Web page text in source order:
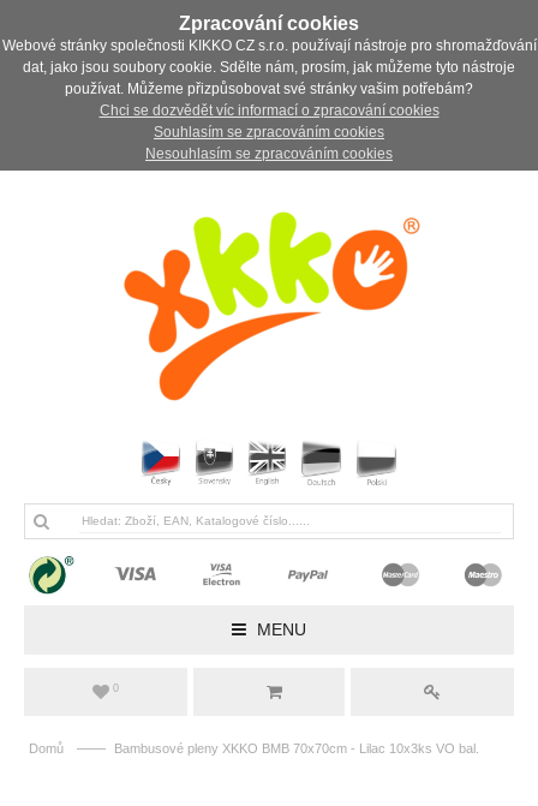
Zpracování cookies
Webové stránky společnosti KIKKO CZ s.r.o. používají nástroje pro shromažďování
dat, jako jsou soubory cookie. Sdělte nám, prosím, jak můžeme tyto nástroje
používat. Můžeme přizpůsobovat své stránky vašim potřebám?
Chci se dozvědět víc informací o zpracování cookies
Souhlasím se zpracováním cookies
Nesouhlasím se zpracováním cookies
MENU
0
Domů —— Bambusové pleny XKKO BMB 70x70cm - Lilac 10x3ks VO bal.